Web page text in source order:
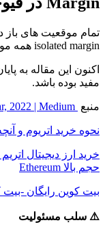
isolated margin همه موقعیت های باز جدا هستند.
اکنون این مقاله به
مفید بوده باشد.
منبع
نحوه خرید اتریوم و
حجم بالا Ethereum
بیت کوین رایگان -
⚠️ سلب مسئولیت